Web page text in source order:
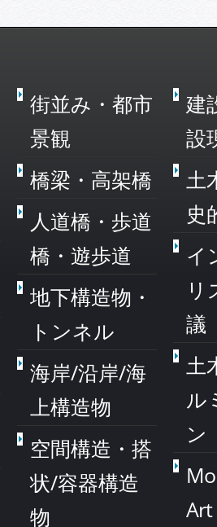
街並み・都市
景観
橋梁・高架橋
人道橋・歩道
橋・遊歩道
地下構造物・
トンネル
海岸/沿岸/海
上構造物
空間構造・搭
状/容器構造
物
建
設
土
史
イ
リ
議
土
ル
ン